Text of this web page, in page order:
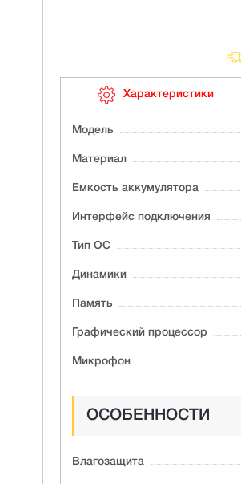
Характеристики
Модель
Материал
Ёмкость аккумулятора
Интерфейс подключения
Тип ОС
Динамики
Память
Графический процессор
Микрофон
ОСОБЕННОСТИ
Влагозащита